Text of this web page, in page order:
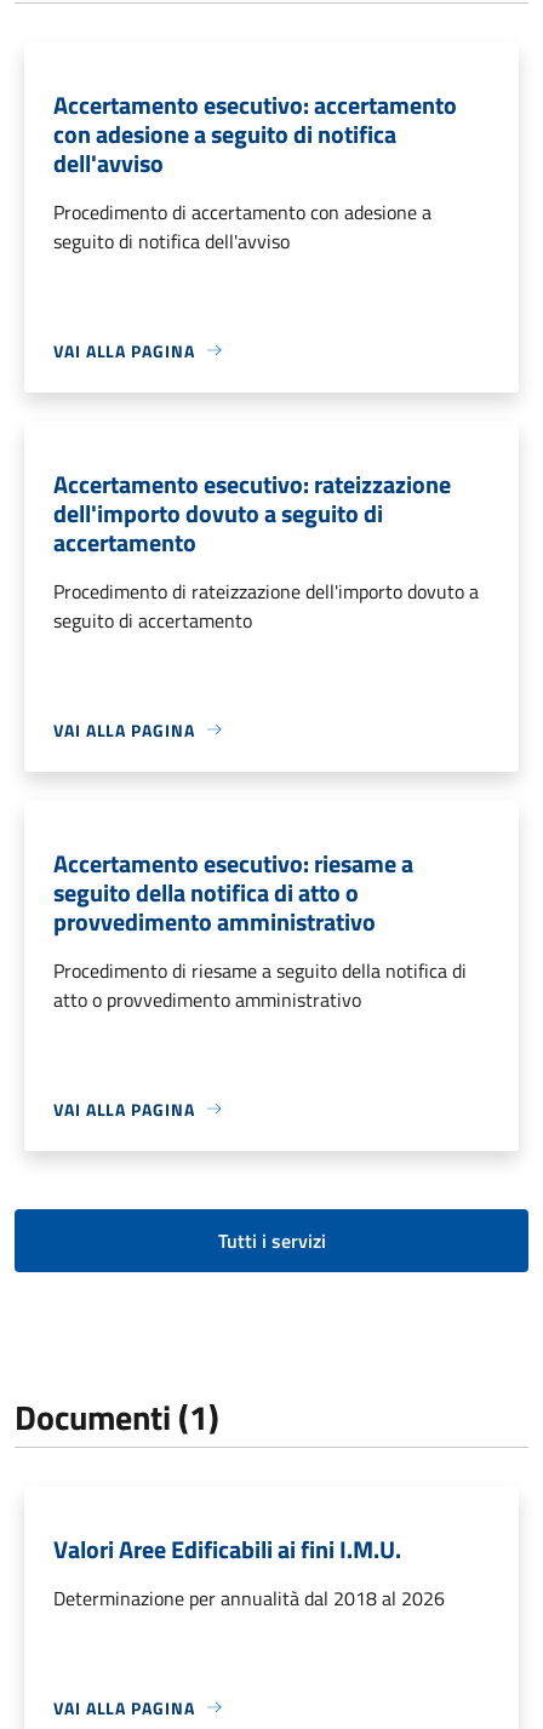
Accertamento esecutivo: accertamento
con adesione a seguito di notifica
dell'avviso
Procedimento di accertamento con adesione a
seguito di notifica dell'avviso
VAI ALLA PAGINA
Accertamento esecutivo: rateizzazione
dell'importo dovuto a seguito di
accertamento
Procedimento di rateizzazione dell'importo dovuto a
seguito di accertamento
VAI ALLA PAGINA
Accertamento esecutivo: riesame a
seguito della notifica di atto o
provvedimento amministrativo
Procedimento di riesame a seguito della notifica di
atto o provvedimento amministrativo
VAI ALLA PAGINA
Tutti i servizi
Documenti (1)
Valori Aree Edificabili ai fini I.M.U.
Determinazione per annualità dal 2018 al 2026
VAI ALLA PAGINA